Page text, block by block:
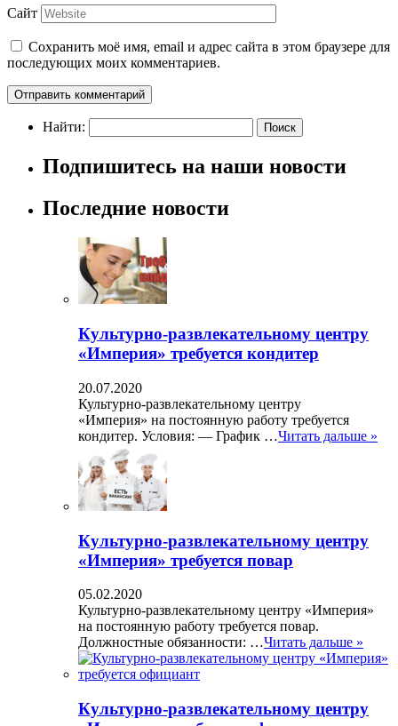
Сайт
Сохранить моё имя, email и адрес сайта в этом браузере для
последующих моих комментариев.
Найти:
Подпишитесь на наши новости
Последние новости
Культурно-развлекательному центру
«Империя» требуется кондитер
20.07.2020
Культурно-развлекательному центру
«Империя» на постоянную работу требуется
кондитер. Условия: — График …Читать дальше »
Культурно-развлекательному центру
«Империя» требуется повар
05.02.2020
Культурно-развлекательному центру «Империя»
на постоянную работу требуется повар.
Должностные обязанности: …Читать дальше »
Культурно-развлекательному центру